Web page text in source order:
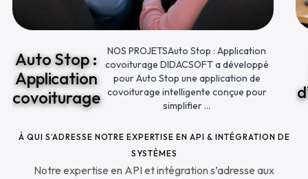
Auto Stop :
Application
covoiturage
NOS PROJETSAuto Stop : Application
covoiturage DIDACSOFT a développé
pour Auto Stop une application de
covoiturage intelligente conçue pour
simplifier ...
À QUI S’ADRESSE NOTRE EXPERTISE EN API & INTÉGRATION DE
SYSTÈMES
Notre expertise en API et intégration s’adresse aux